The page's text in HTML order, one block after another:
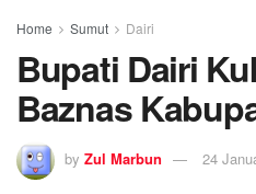
Home Sumut Dairi
Bupati Dairi
Baznas
by Zul Marbun 24